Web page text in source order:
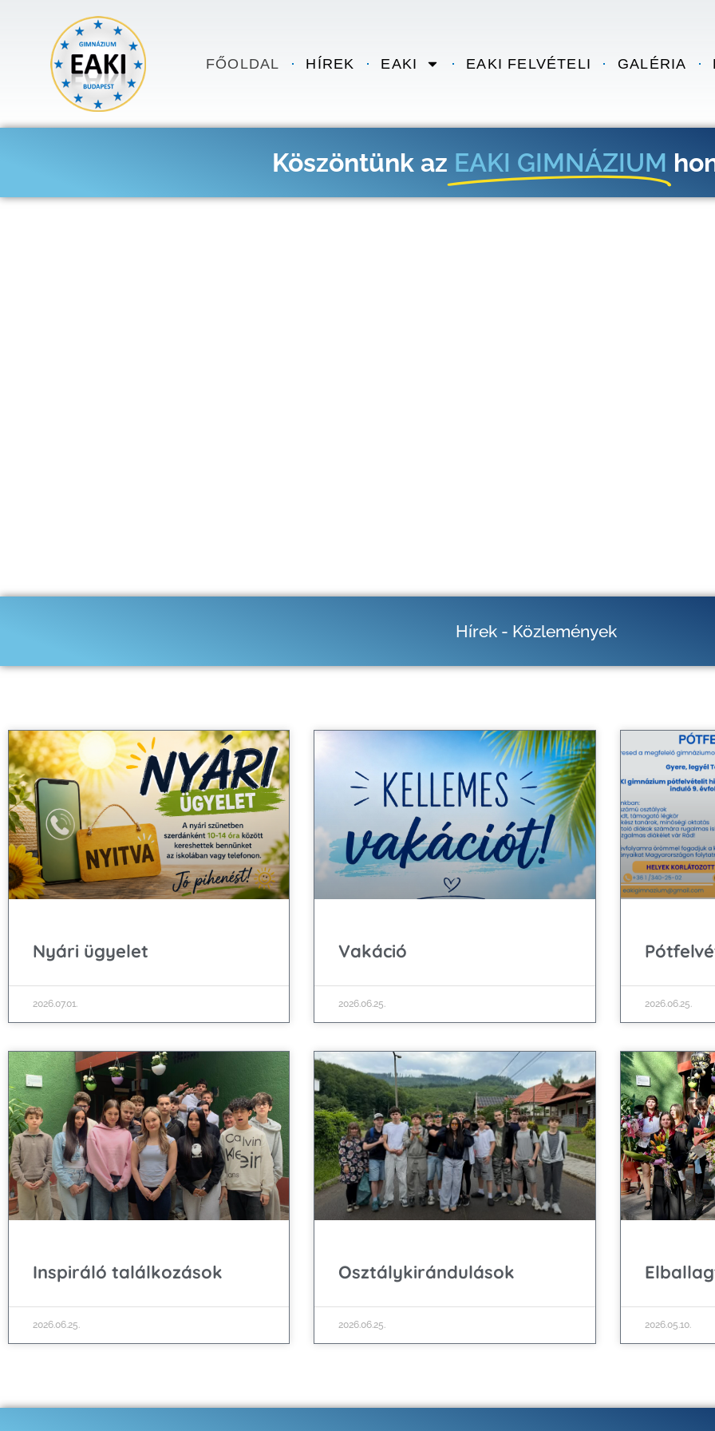
FŐOLDAL HÍREK EAKI EAKI FELVÉTELI GALÉRIA
Köszöntünk az EAKI GIMNÁZIUM
Hírek - Közlemények
Nyári ügyelet
2026.07.01.
Vakáció
2026.06.25. 2026.06.25.
Inspiráló találkozások
2026.06.25.
Osztálykirándulások
2026.06.25. 2026.05.10.